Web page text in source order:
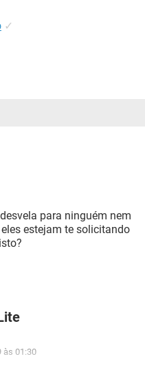
✓
para ninguém nem
estejam te solicitando
às 01:30